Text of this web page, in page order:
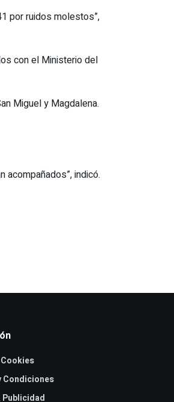
por ruidos molestos”,
con el Ministerio del
Miguel y Magdalena.
indicó.
Condiciones
Publicidad